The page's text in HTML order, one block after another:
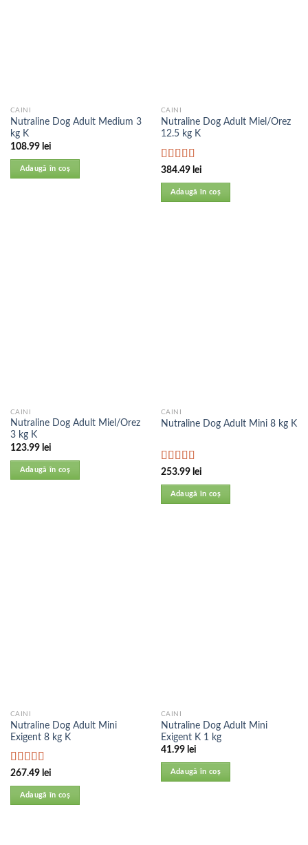
CAINI
Nutraline Dog Adult Medium 3
kg K
108.99 lei
Adaugă în coș
CAINI
Nutraline Dog Adult Miel/Orez
12.5 kg K
Evaluat la
5.00din 5
384.49 lei
Adaugă în coș
CAINI
Nutraline Dog Adult Miel/Orez
3 kg K
123.99 lei
Adaugă în coș
CAINI
Nutraline Dog Adult Mini 8 kg K
Evaluat la
5.00din 5
253.99 lei
Adaugă în coș
CAINI
Nutraline Dog Adult Mini
Exigent 8 kg K
Evaluat la
5.00din 5
267.49 lei
Adaugă în coș
CAINI
Nutraline Dog Adult Mini
Exigent K 1 kg
41.99 lei
Adaugă în coș